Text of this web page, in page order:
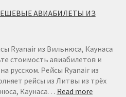
ДЕШЕВЫЕ АВИАБИЛЕТЫ ИЗ
Ryanair из Вильнюса, Каунаса
стоимость авиабилетов и
русском. Рейсы Ryanair из
рейсы из Литвы из трёх
Каунаса… Read more: